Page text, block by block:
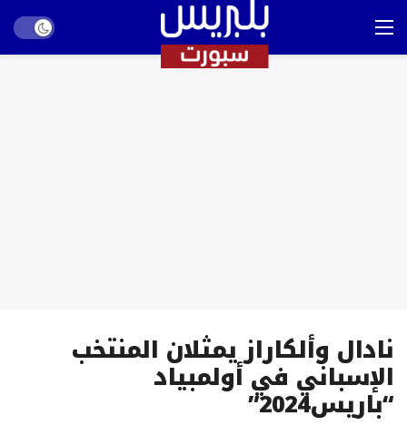
mode
نادال وألكاراز يمثلان المنتخب
الإسباني في أولمبياد
“باريس2024”